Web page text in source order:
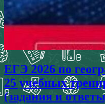
ЕГЭ 2026 по
25 учебных
(задания и